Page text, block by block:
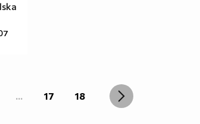
... 17 18